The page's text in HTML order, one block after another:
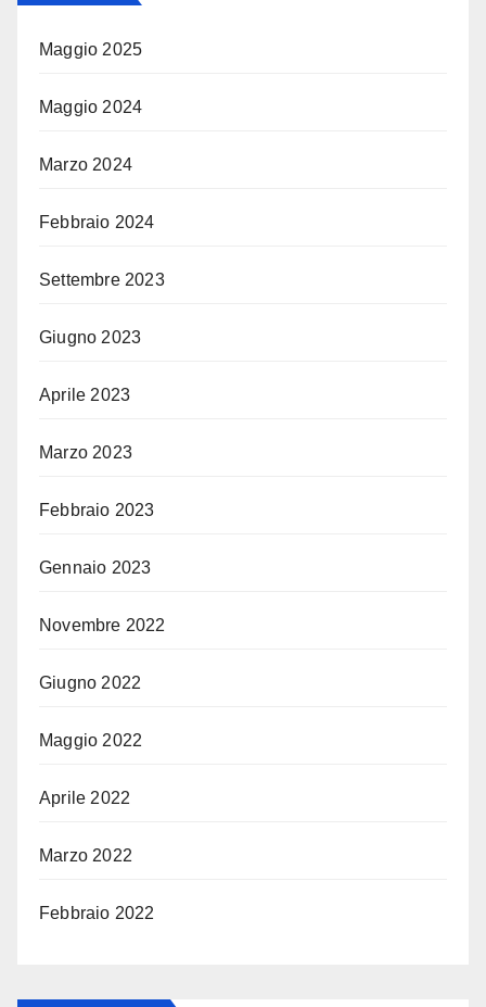
Maggio 2025
Maggio 2024
Marzo 2024
Febbraio 2024
Settembre 2023
Giugno 2023
Aprile 2023
Marzo 2023
Febbraio 2023
Gennaio 2023
Novembre 2022
Giugno 2022
Maggio 2022
Aprile 2022
Marzo 2022
Febbraio 2022